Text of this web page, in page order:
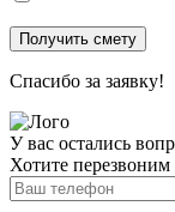
Спасибо за заявку!
У вас остались
Хотите перезвоним